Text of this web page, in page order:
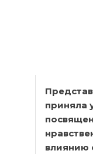
приняла
влиянию